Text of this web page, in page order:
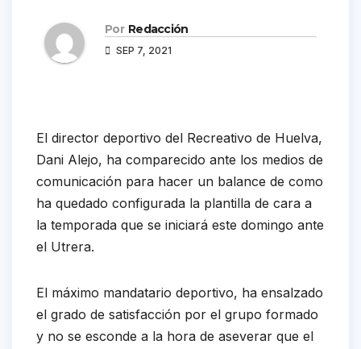
Por Redacción
SEP 7, 2021
El director deportivo del Recreativo de Huelva,
Dani Alejo, ha comparecido ante los medios de
comunicación para hacer un balance de como
ha quedado configurada la plantilla de cara a
la temporada que se iniciará este domingo ante
el Utrera.
El máximo mandatario deportivo, ha ensalzado
el grado de satisfacción por el grupo formado
y no se esconde a la hora de aseverar que el